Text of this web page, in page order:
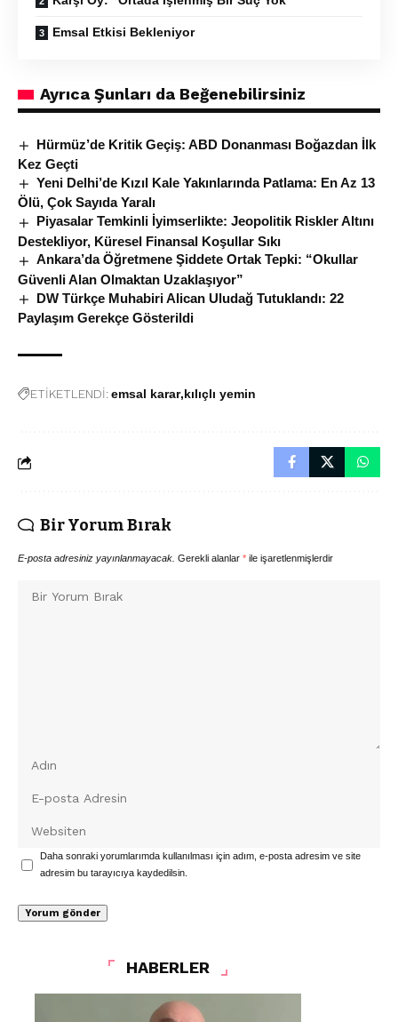
Emsal Etkisi Bekleniyor
Ayrıca Şunları da Beğenebilirsiniz
Hürmüz’de Kritik Geçiş: ABD Donanması Boğazdan İlk
Kez Geçti
Yeni Delhi’de Kızıl Kale Yakınlarında Patlama: En Az 13
Ölü, Çok Sayıda Yaralı
Piyasalar Temkinli İyimserlikte: Jeopolitik Riskler Altını
Destekliyor, Küresel Finansal Koşullar Sıkı
Ankara’da Öğretmene Şiddete Ortak Tepki: “Okullar
Güvenli Alan Olmaktan Uzaklaşıyor”
DW Türkçe Muhabiri Alican Uludağ Tutuklandı: 22
Paylaşım Gerekçe Gösterildi
ETİKETLENDİ:emsal karar kılıçlı yemin
Bir Yorum Bırak
E-posta adresiniz yayınlanmayacak. Gerekli alanlar * ile işaretlenmişlerdir
Daha sonraki yorumlarımda kullanılması için adım, e-posta adresim ve site
adresim bu tarayıcıya kaydedilsin.
HABERLER